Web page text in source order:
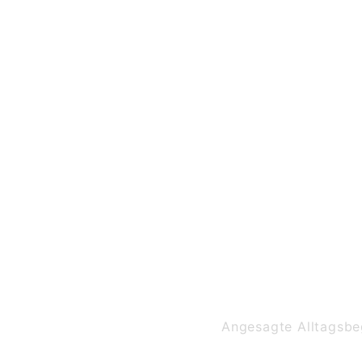
Angesagte